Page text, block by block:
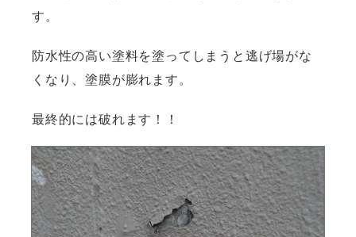
す。
防水性の高い塗料を塗ってしまうと逃げ場がな
くなり、塗膜が膨れます。
最終的には破れます！！